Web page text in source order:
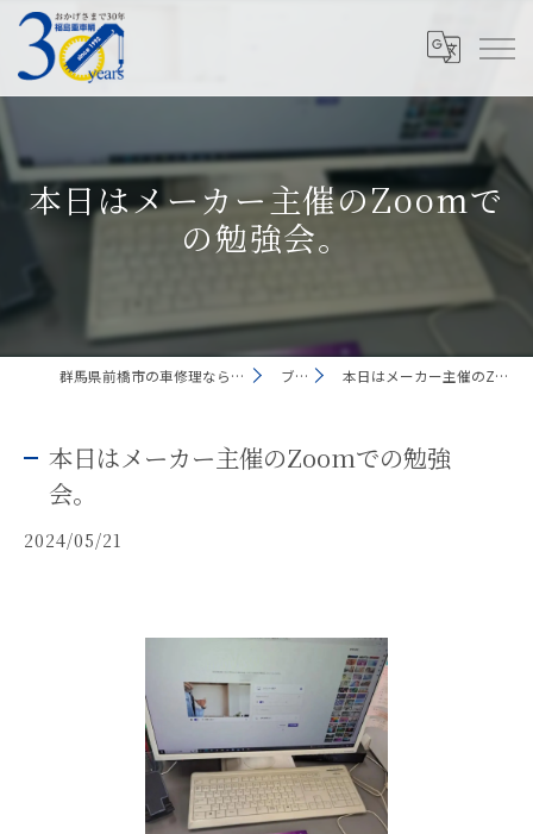
本日はメーカー主催のZoomで
の勉強会。
群馬県前橋市の車修理なら有限会社福島重車輛 ブログ 本日はメーカー主催のZoomでの勉強会。
本日はメーカー主催のZoomでの勉強
会。
2024/05/21